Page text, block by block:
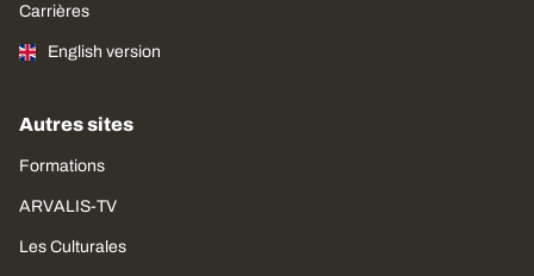
Carrières
English version
Autres sites
Formations
ARVALIS-TV
Les Culturales